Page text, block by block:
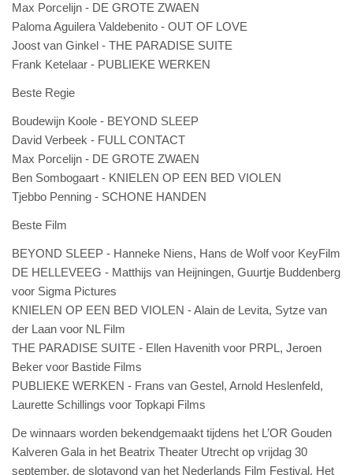
Max Porcelijn - DE GROTE ZWAEN
Paloma Aguilera Valdebenito - OUT OF LOVE
Joost van Ginkel - THE PARADISE SUITE
Frank Ketelaar - PUBLIEKE WERKEN
Beste Regie
Boudewijn Koole - BEYOND SLEEP
David Verbeek - FULL CONTACT
Max Porcelijn - DE GROTE ZWAEN
Ben Sombogaart - KNIELEN OP EEN BED VIOLEN
Tjebbo Penning - SCHONE HANDEN
Beste Film
BEYOND SLEEP - Hanneke Niens, Hans de Wolf voor KeyFilm
DE HELLEVEEG - Matthijs van Heijningen, Guurtje Buddenberg
voor Sigma Pictures
KNIELEN OP EEN BED VIOLEN - Alain de Levita, Sytze van
der Laan voor NL Film
THE PARADISE SUITE - Ellen Havenith voor PRPL, Jeroen
Beker voor Bastide Films
PUBLIEKE WERKEN - Frans van Gestel, Arnold Heslenfeld,
Laurette Schillings voor Topkapi Films
De winnaars worden bekendgemaakt tijdens het L’OR Gouden
Kalveren Gala in het Beatrix Theater Utrecht op vrijdag 30
september, de slotavond van het Nederlands Film Festival. Het